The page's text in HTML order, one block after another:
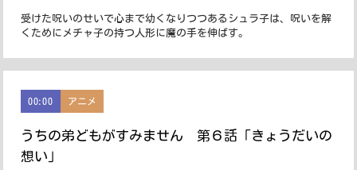
受けた呪いのせいで心まで幼くなりつつあるシュラ子は、呪いを解
くためにメチャ子の持つ人形に魔の手を伸ばす。
00:00 アニメ
うちの弟どもがすみません 第６話「きょうだいの
想い」